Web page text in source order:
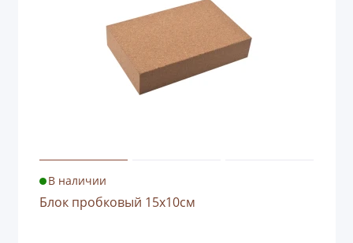
В наличии
Блок пробковый 15x10см